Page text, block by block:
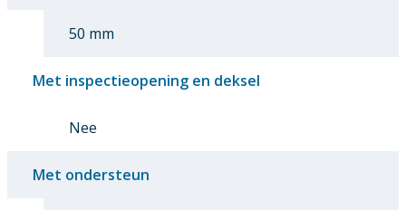
50 mm
Met inspectieopening en deksel
Nee
Met ondersteun